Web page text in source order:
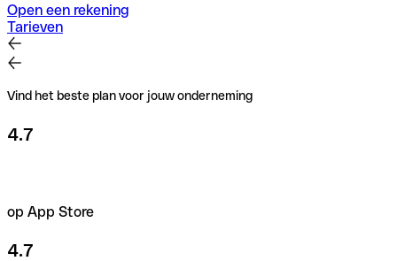
Open een rekening
Tarieven
Vind het beste plan voor jouw onderneming
4.7
op App Store
4.7